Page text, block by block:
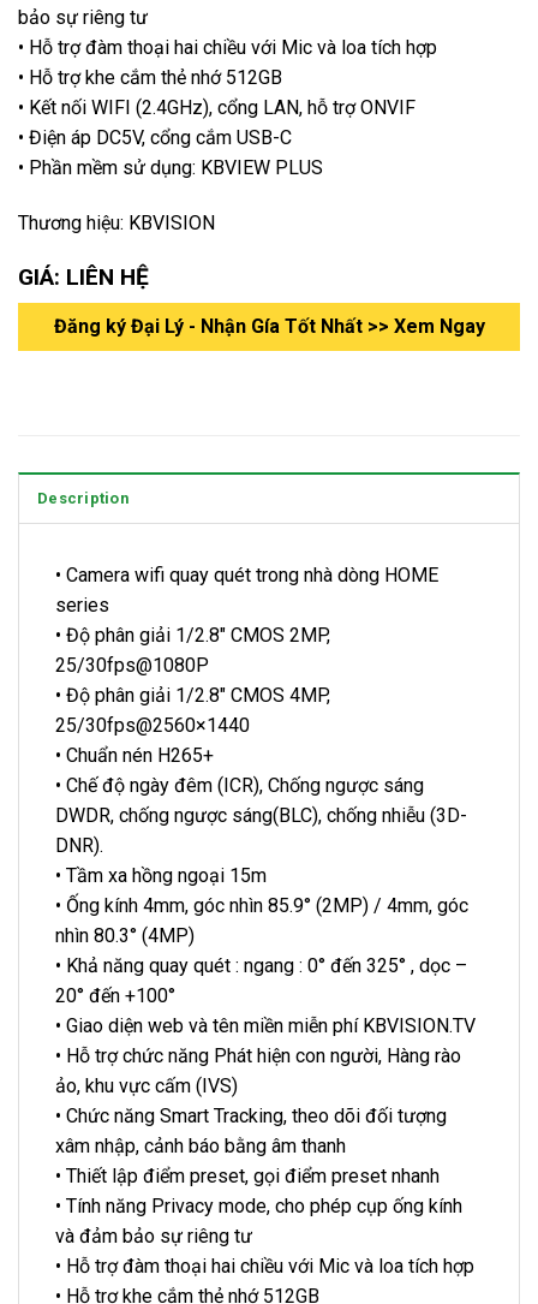
bảo sự riêng tư
• Hỗ trợ đàm thoại hai chiều với Mic và loa tích hợp
• Hỗ trợ khe cắm thẻ nhớ 512GB
• Kết nối WIFI (2.4GHz), cổng LAN, hỗ trợ ONVIF
• Điện áp DC5V, cổng cắm USB-C
• Phần mềm sử dụng: KBVIEW PLUS
Thương hiệu: KBVISION
GIÁ: LIÊN HỆ
Đăng ký Đại Lý - Nhận Gía Tốt Nhất >> Xem Ngay
Description
• Camera wifi quay quét trong nhà dòng HOME
series
• Độ phân giải 1/2.8″ CMOS 2MP,
25/30fps@1080P
• Độ phân giải 1/2.8″ CMOS 4MP,
25/30fps@2560×1440
• Chuẩn nén H265+
• Chế độ ngày đêm (ICR), Chống ngược sáng
DWDR, chống ngược sáng(BLC), chống nhiễu (3D-
DNR).
• Tầm xa hồng ngoại 15m
• Ống kính 4mm, góc nhìn 85.9° (2MP) / 4mm, góc
nhìn 80.3° (4MP)
• Khả năng quay quét : ngang : 0° đến 325° , dọc –
20° đến +100°
• Giao diện web và tên miền miễn phí KBVISION.TV
• Hỗ trợ chức năng Phát hiện con người, Hàng rào
ảo, khu vực cấm (IVS)
• Chức năng Smart Tracking, theo dõi đối tượng
xâm nhập, cảnh báo bằng âm thanh
• Thiết lập điểm preset, gọi điểm preset nhanh
• Tính năng Privacy mode, cho phép cụp ống kính
và đảm bảo sự riêng tư
• Hỗ trợ đàm thoại hai chiều với Mic và loa tích hợp
• Hỗ trợ khe cắm thẻ nhớ 512GB